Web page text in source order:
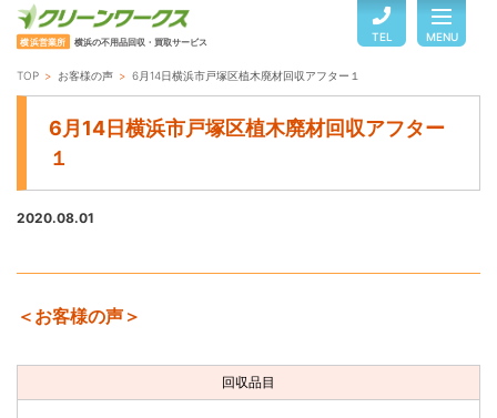
横浜営業所 横浜の不用品回収・買取サービス TEL MENU
TOP
よくある質問
TOP お客様の声 6月14日横浜市戸塚区植木廃材回収アフター１
6月14日横浜市戸塚区植木廃材回収アフター
１
2020.08.01
＜お客様の声＞
回収品目